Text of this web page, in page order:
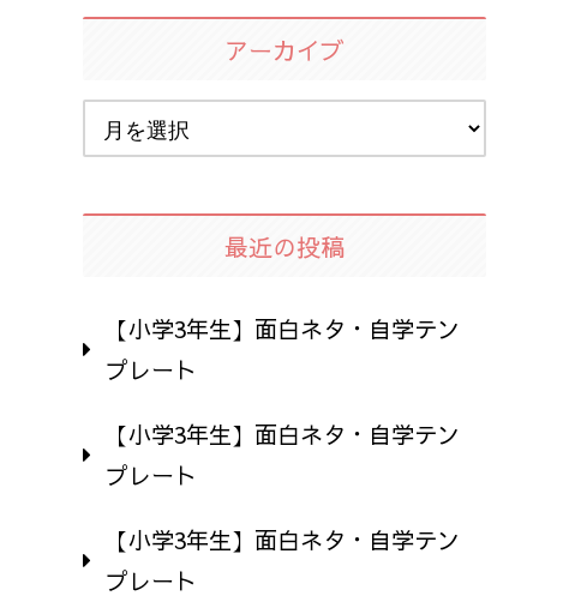
アーカイブ
最近の投稿
【小学3年生】面白ネタ・自学テン
プレート
【小学3年生】面白ネタ・自学テン
プレート
【小学3年生】面白ネタ・自学テン
プレート